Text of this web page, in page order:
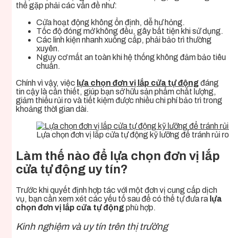
thể gặp phải các vấn đề như:
Cửa hoạt động không ổn định, dễ hư hỏng.
Tốc độ đóng mở không đều, gây bất tiện khi sử dụng.
Các linh kiện nhanh xuống cấp, phải bảo trì thường
xuyên.
Nguy cơ mất an toàn khi hệ thống không đảm bảo tiêu
chuẩn.
Chính vì vậy, việc lựa chọn đơn vị lắp cửa tự động đáng
tin cậy là cần thiết, giúp bạn sở hữu sản phẩm chất lượng,
giảm thiểu rủi ro và tiết kiệm được nhiều chi phí bảo trì trong
khoảng thời gian dài.
Lựa chọn đơn vị lắp cửa tự động kỹ lưỡng để tránh rủi
Làm thế nào để lựa chọn đơn vị lắp
cửa tự động uy tín?
Trước khi quyết định hợp tác với một đơn vị cung cấp dịch
vụ, bạn cần xem xét các yếu tố sau để có thể tự đưa ra lựa
chọn đơn vị lắp cửa tự động phù hợp.
Kinh nghiệm và uy tín trên thị trường